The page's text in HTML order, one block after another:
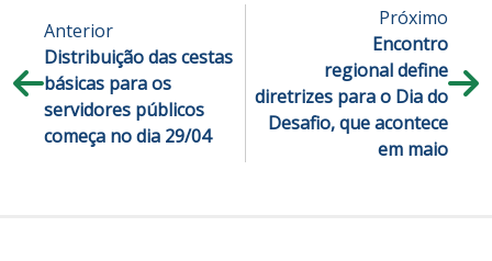
Anterior
Distribuição das cestas
básicas para os
servidores públicos
começa no dia 29/04
Próximo
Encontro
regional define
diretrizes para o Dia do
Desafio, que acontece
em maio